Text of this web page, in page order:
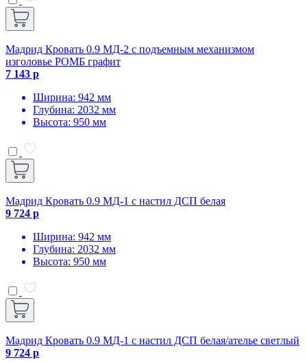
Мадрид Кровать 0.9 МД-2 с подъемным механизмом
изголовье РОМБ графит
7 143 р
Ширина: 942 мм
Глубина: 2032 мм
Высота: 950 мм
Мадрид Кровать 0.9 МД-1 с настил ДСП белая
9 724 р
Ширина: 942 мм
Глубина: 2032 мм
Высота: 950 мм
Мадрид Кровать 0.9 МД-1 с настил ДСП белая/ателье светлый
9 724 р